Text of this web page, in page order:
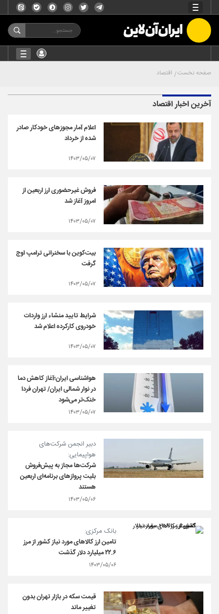
صفحه نخست اقتصاد
آخرین اخبار اقتصاد
اعلام آمار مجوزهای خودکار صادر
شده از خرداد
۱۴۰۳/۰۵/۰۷
فروش غیرحضوری ارز اربعین از
امروز آغاز شد
۱۴۰۳/۰۵/۰۷
بیت‌کوین با سخنرانی ترامپ اوج
گرفت
۱۴۰۳/۰۵/۰۷
شرایط تایید منشاء ارز واردات
خودروی کارکرده اعلام شد
۱۴۰۳/۰۵/۰۷
هواشناسی ایران؛آغاز کاهش دما
در نوار شمالی ایران/ تهران فردا
خنک‌تر می‌شود
۱۴۰۳/۰۵/۰۷
دبیر انجمن شرکت‌های
هواپیمایی:
شرکت‌ها مجاز به پیش‌فروش
بلیت پروازهای برنامه‌ای اربعین
هستند
۱۴۰۳/۰۵/۰۶
بانک مرکزی:
تامین ارز کالاهای مورد نیاز کشور از مرز
۲۲.۶ میلیارد دلار گذشت
۱۴۰۳/۰۵/۰۶
قیمت سکه در بازار تهران بدون
تغییر ماند